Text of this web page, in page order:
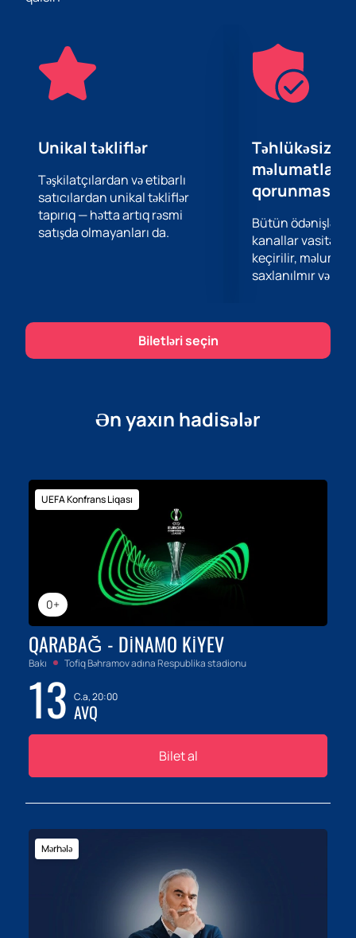
Tynda Music konserti "Game of Thrones" məşhur
və xor dünya üzrə milyonlarla tamaşaçının qəlbini fəth
edən “Taxt Oyunları” filmindən ikonik kompozisiyalar
ifa edəcək. Simfonik orkestrin güclü səsi və xorun
heyranedici səsi sayəsində hər bir not dinləyicinin
Game of Thrones musiqi dünyasına qərq olmaq
fürsətini qaçırmayın! Tynda Musiqi ilə. Veb saytımızda
bilet alın və rahat və təhlükəsiz alış əldə edin. Veb
saytımız ən maraqlı musiqi tədbirlərinə bilet almaq
üçün sadə və etibarlı üsul təklif edir.
Tynda Music "Game of Thrones" konsertinə bilet
Mayın 13-ü Heydər Əliyev Sarayında elə indi
saytımızda görmək olar. Əla musiqi və bu unikal
Unikal təkliflər
Təşkilatçılardan və etibarlı
satıcılardan unikal təkliflər
tapırıq — hətta artıq rəsmi
satışda olmayanları da.
Təhlükəsiz
məlumatların
qorunması
Bütün ödənişlər
kanallar
keçirilir,
saxlanılmır və
Biletləri seçin
Ən yaxın hadisələr
0+
UEFA Konfrans Liqası
QARABAĞ - DINAMO KIYEV
Bakı Tofiq Bəhramov adına Respublika stadionu
13 C.a, 20:00
AVQ
Bilet al
Mərhələ